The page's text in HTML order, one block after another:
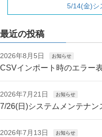
5/14(金)シ
最近の投稿
2026年8月5日 お知らせ
CSVインポート時のエラー
2026年7月21日 お知らせ
7/26(日)システムメンテナン
2026年7月13日 お知らせ